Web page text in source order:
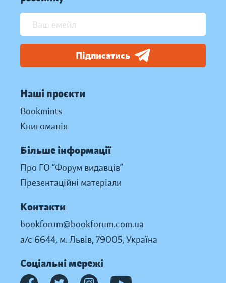
Підписатись
Наші проєкти
Bookmints
Книгоманія
Більше інформації
Про ГО “Форум видавців”
Презентаційні матеріали
Контакти
bookforum@bookforum.com.ua
а/с 6644, м. Львів, 79005, Україна
Соціальні мережі